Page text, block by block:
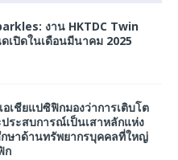
งาน HKTDC Twin
เปิดในเดือนมีนาคม 2025
เชียแปซิฟิกมองว่าการเติบโต
ระสบการณ์เป็นเสาหลักแห่ง
กษาด้านทรัพยากรบุคคลที่ใหญ่
ก